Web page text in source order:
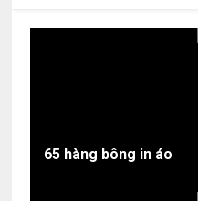
65 hàng bông in áo